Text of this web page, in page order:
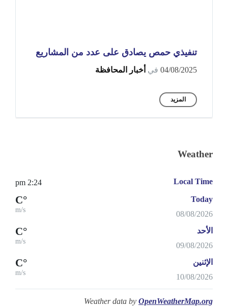
تنفيذي حمص يصادق على عدد من المشاريع
04/08/2025 في أخبار المحافظة
المزيد
Weather
Local Time
2:24 pm
Today
08/08/2026
°C
m/s
الأحد
09/08/2026
°C
m/s
الإثنين
10/08/2026
°C
m/s
Weather data by OpenWeatherMap.org